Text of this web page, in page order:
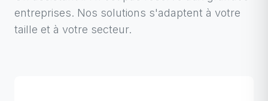
entreprises. Nos solutions s'adaptent à votre
taille et à votre secteur.